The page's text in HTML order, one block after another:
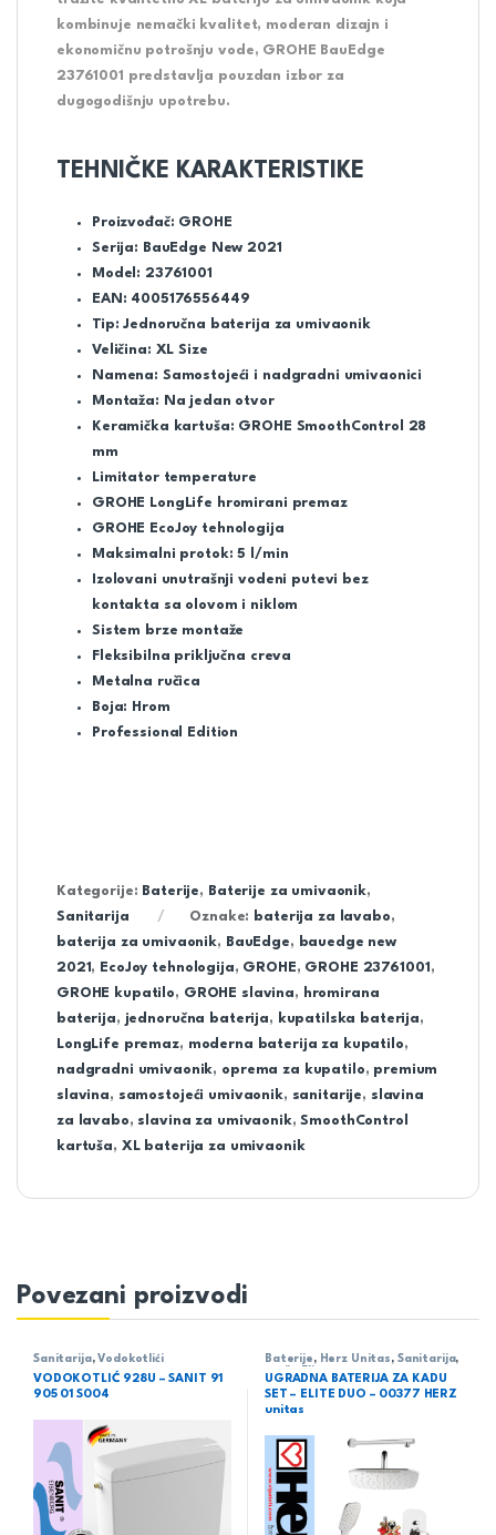
kombinuje nemački kvalitet, moderan dizajn i
ekonomičnu potrošnju vode, GROHE BauEdge
23761001 predstavlja pouzdan izbor za
dugogodišnju upotrebu.
TEHNIČKE KARAKTERISTIKE
Proizvođač: GROHE
Serija: BauEdge New 2021
Model: 23761001
EAN: 4005176556449
Tip: Jednoručna baterija za umivaonik
Veličina: XL Size
Namena: Samostojeći i nadgradni umivaonici
Montaža: Na jedan otvor
Keramička kartuša: GROHE SmoothControl 28
mm
Limitator temperature
GROHE LongLife hromirani premaz
GROHE EcoJoy tehnologija
Maksimalni protok: 5 l/min
Izolovani unutrašnji vodeni putevi bez
kontakta sa olovom i niklom
Sistem brze montaže
Fleksibilna priključna creva
Metalna ručica
Boja: Hrom
Professional Edition
Kategorije: Baterije, Baterije za umivaonik,
Sanitarija
Oznake: baterija za lavabo,
baterija za umivaonik, BauEdge,
bauedge new
2021, EcoJoy tehnologija, GROHE, GROHE 23761001 ,
GROHE kupatilo, GROHE slavina,
hromirana
baterija, jednoručna baterija, kupatilska baterija,
LongLife premaz, moderna baterija za kupatilo,
nadgradni umivaonik, oprema za kupatilo, premium
slavina, samostojeći umivaonik, sanitarije, slavina
za lavabo, slavina za umivaonik,SmoothControl
kartuša, XL baterija za umivaonik
Povezani proizvodi
Sanitarija,Vodokotlići
VODOKOTLIĆ 928U – SANIT 91
905 01 S004
Baterije , Herz Unitas , Sanitarija,
UGRADNA BATERIJA ZA KADU
SET – ELITE DUO – 00377 HERZ
unitas